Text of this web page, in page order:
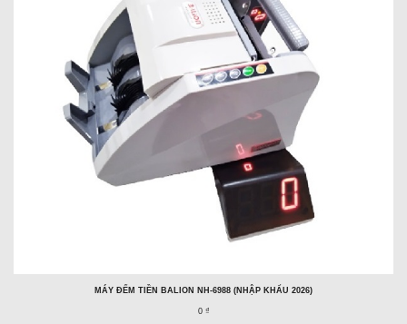
MÁY ĐẾM TIỀN BALION NH-6988 (NHẬP KHẨU 2026)
0 ₫